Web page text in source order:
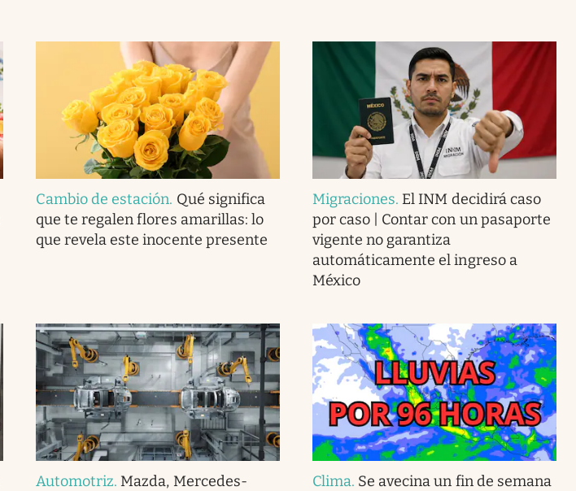
Cambio de estación. Qué significa
que te regalen flores amarillas: lo
que revela este inocente presente
Migraciones. El INM decidirá caso
por caso | Contar con un pasaporte
vigente no garantiza
automáticamente el ingreso a
México
Automotriz. Mazda, Mercedes-
Clima. Se avecina un fin de semana